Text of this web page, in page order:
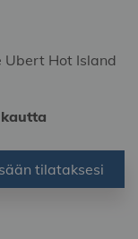
Ubert Hot Island
tilataksesi